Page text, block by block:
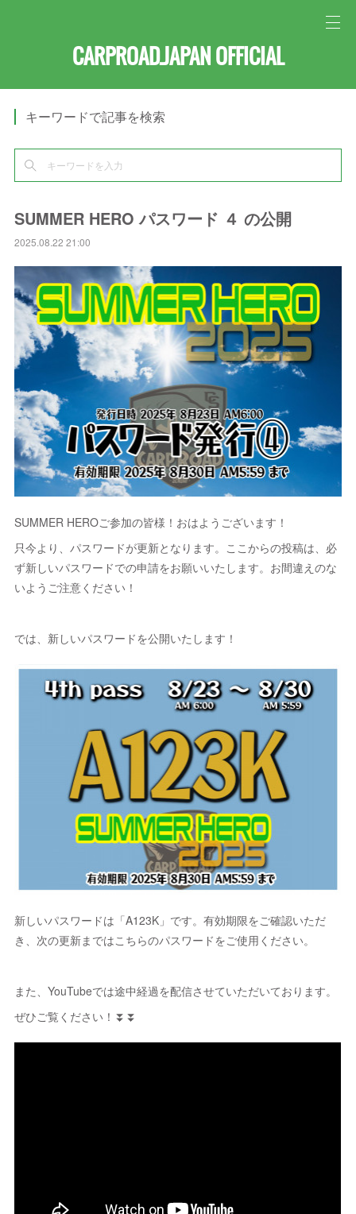
CARPROAD.JAPAN OFFICIAL
キーワードで記事を検索
SUMMER HERO パスワード ４ の公開
2025.08.22 21:00
SUMMER HEROご参加の皆様！おはようございます！
只今より、パスワードが更新となります。ここからの投稿は、必
ず新しいパスワードでの申請をお願いいたします。お間違えのな
いようご注意ください！
では、新しいパスワードを公開いたします！
新しいパスワードは「A123K」です。有効期限をご確認いただ
き、次の更新まではこちらのパスワードをご使用ください。
また、YouTubeでは途中経過を配信させていただいております。
ぜひご覧ください！⏬⏬